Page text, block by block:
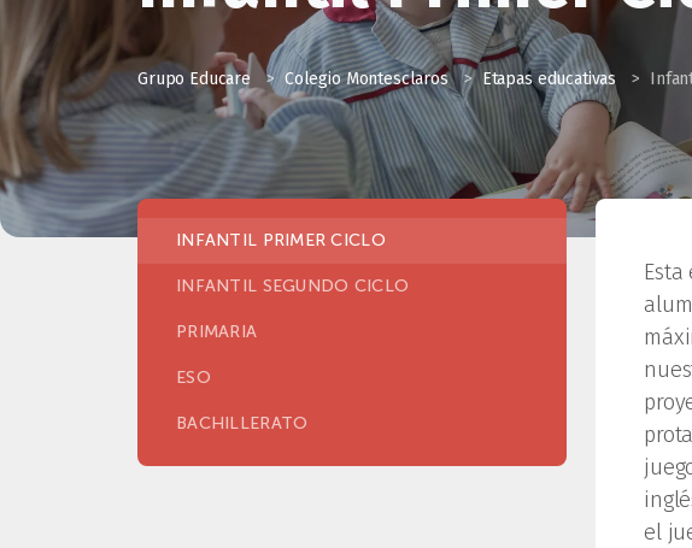
Grupo Educare > Colegio Montesclaros > Etapas educativas >
el
INFANTIL PRIMER CICLO
INFANTIL SEGUNDO CICLO
PRIMARIA
ESO
BACHILLERATO